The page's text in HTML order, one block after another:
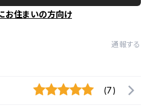
お住まいの方向け
通報する
(7)